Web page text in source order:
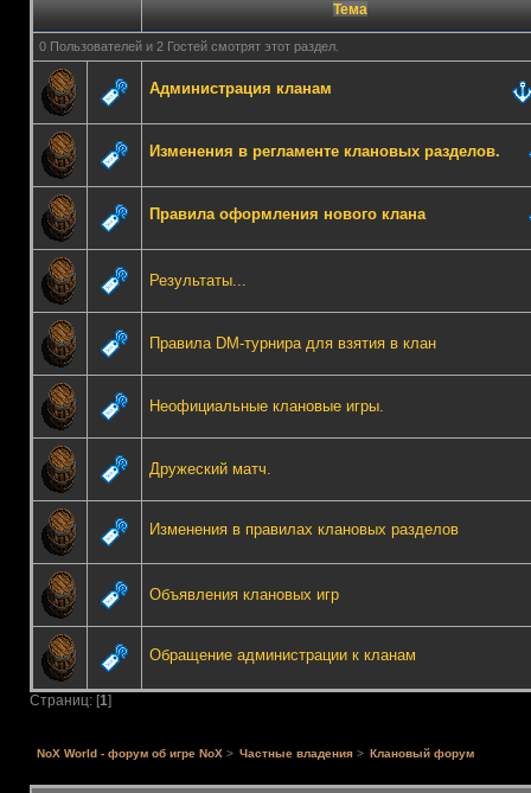
Тема
0 Пользователей и 2 Гостей смотрят этот раздел.
Администрация кланам
Изменения в регламенте клановых разделов.
Правила оформления нового клана
Результаты...
Правила DM-турнира для взятия в клан
Неофициальные клановые игры.
Дружеский матч.
Изменения в правилах клановых разделов
Объявления клановых игр
Обращение администрации к кланам
Страниц: [1]
NoX World - форум об игре NoX> Частные владения > Клановый форум